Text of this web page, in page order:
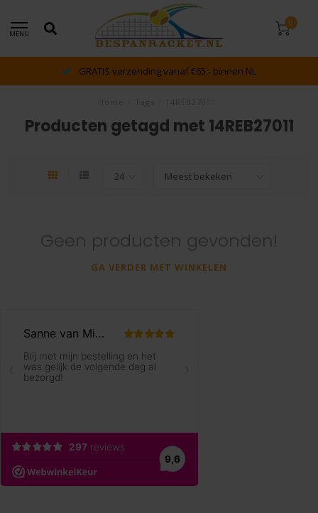
MENU
0
GRATIS verzending vanaf €65,- binnen NL
Producten getagd met 14REB27011
Geen producten gevonden!
GA VERDER MET WINKELEN